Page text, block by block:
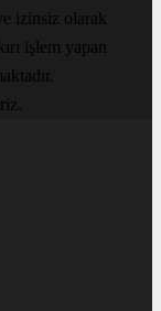
izinsiz olarak
işlem yapan